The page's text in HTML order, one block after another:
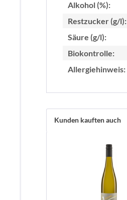
Alkohol (%):
Restzucker (g/l):
Säure (g/l):
Biokontrolle:
Allergiehinweis:
Kunden kauften auch